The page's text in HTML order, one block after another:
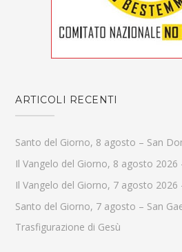
ARTICOLI RECENTI
Santo del Giorno, 8 agosto – San
Il Vangelo del Giorno, 8 agosto
Il Vangelo del Giorno, 7 agosto
Santo del Giorno, 7 agosto – San
Trasfigurazione di Gesù